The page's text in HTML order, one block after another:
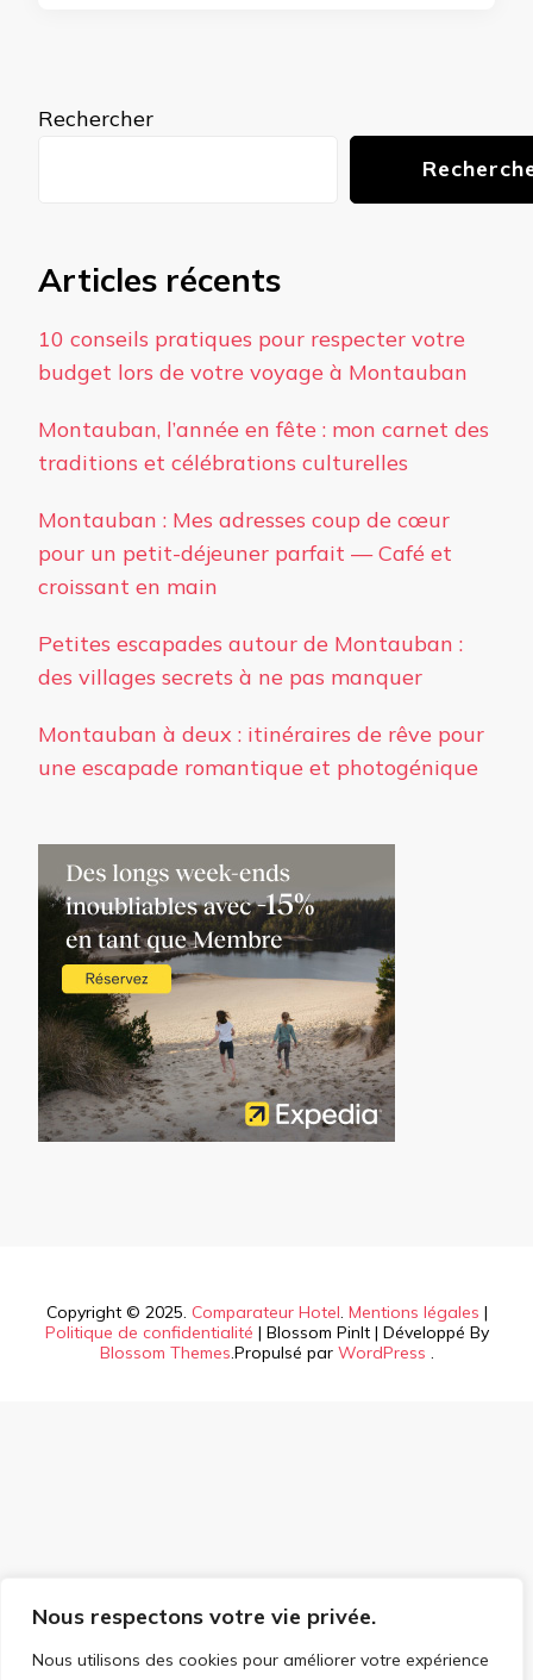
Nous respectons votre vie privée.
Nous utilisons des cookies pour améliorer votre expérience
Rechercher
Articles récents
10 conseils pratiques pour respecter votre
budget lors de votre voyage à Montauban
Montauban, l’année en fête : mon carnet des
traditions et célébrations culturelles
Montauban : Mes adresses coup de cœur
pour un petit-déjeuner parfait — Café et
croissant en main
Petites escapades autour de Montauban :
des villages secrets à ne pas manquer
Montauban à deux : itinéraires de rêve pour
une escapade romantique et photogénique
Copyright © 2025. Comparateur Hotel. Mentions légales |
Politique de confidentialité | Blossom PinIt | Développé By
Blossom Themes.Propulsé par WordPress .